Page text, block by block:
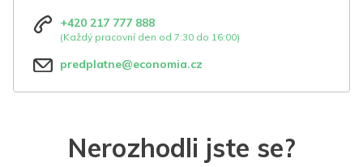
+420 217 777 888
(Každý pracovní den od 7:30 do 16:00)
predplatne@economia.cz
Nerozhodli jste se?